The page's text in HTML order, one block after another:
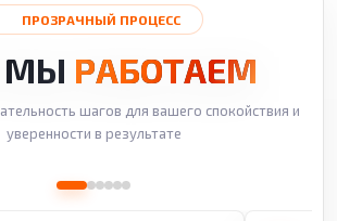
ПРОЗРАЧНЫЙ ПРОЦЕСС
МЫ РАБОТАЕМ
шагов для вашего спокойствия и
уверенности в результате